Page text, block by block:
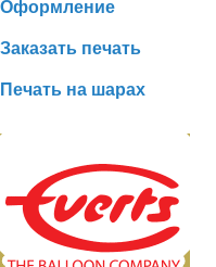
Оформление
Заказать печать
Печать на шарах